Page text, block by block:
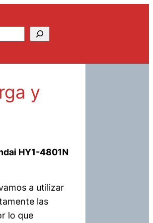
y
HY1-4801N
a utilizar
las
lo que